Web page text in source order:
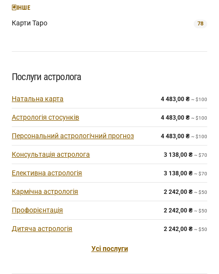
🃏ІНШЕ
Карти Таро 78
Послуги астролога
Натальна карта 4 483,00 ₴ ~ $100
Астрологія стосунків 4 483,00 ₴ ~ $100
Персональний астрологічний прогноз 4 483,00 ₴ ~ $100
Консультація астролога 3 138,00 ₴ ~ $70
Елективна астрологія 3 138,00 ₴ ~ $70
Кармічна астрологія 2 242,00 ₴ ~ $50
Профорієнтація 2 242,00 ₴ ~ $50
Дитяча астрологія 2 242,00 ₴ ~ $50
Усі послуги